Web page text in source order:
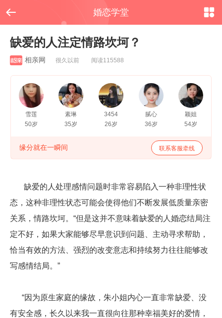
 婚恋学堂
缺爱的人注定情路坎坷？
相亲网 很久以前 阅读115588
雪莲
50岁
素琳
35岁
3454
26岁
腻心
36岁
颖姐
54岁
缘分就在一瞬间 联系客服牵线
缺爱的人处理感情问题时非常容易陷入一种非理性状
态，这种非理性状态可能会使得他们不断发展低质量亲密
关系，情路坎坷。“但是这并不意味着缺爱的人婚恋结局注
定不好，如果大家能够尽早意识到问题、主动寻求帮助，
恰当有效的方法、强烈的改变意志和持续努力往往能够改
写感情结局。”
“因为原生家庭的缘故， 朱小姐内心一直非常缺爱、没
有安全感，长久以来我一直很向往那种幸福美好的爱情，
